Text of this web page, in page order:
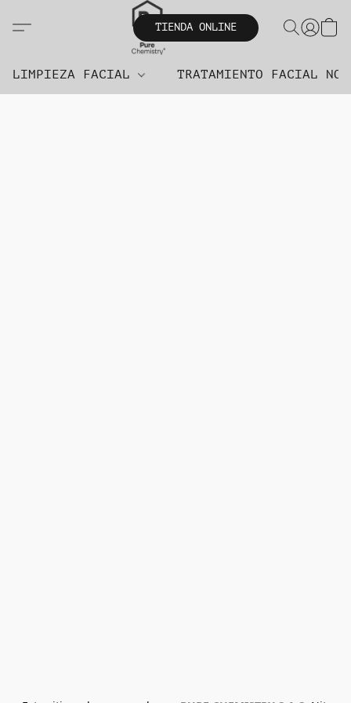
TIENDA ONLINE
LIMPIEZA FACIAL TRATAMIENTO FACIAL